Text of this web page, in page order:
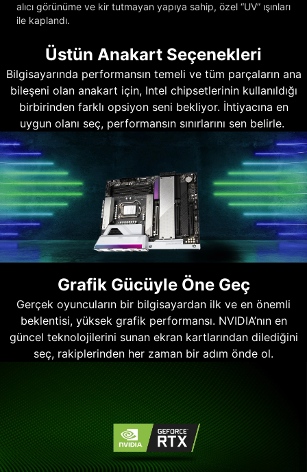
alıcı görünüme ve kir tutmayan yapıya sahip, özel “UV” ışınları
ile kaplandı.
Üstün Anakart Seçenekleri
Bilgisayarında performansın temeli ve tüm parçaların ana
bileşeni olan anakart için, Intel chipsetlerinin kullanıldığı
birbirinden farklı opsiyon seni bekliyor. İhtiyacına en
uygun olanı seç, performansın sınırlarını sen belirle.
Grafik Gücüyle Öne Geç
Gerçek oyuncuların bir bilgisayardan ilk ve en önemli
beklentisi, yüksek grafik performansı. NVIDIA’nın en
güncel teknolojilerini sunan ekran kartlarından dilediğini
seç, rakiplerinden her zaman bir adım önde ol.